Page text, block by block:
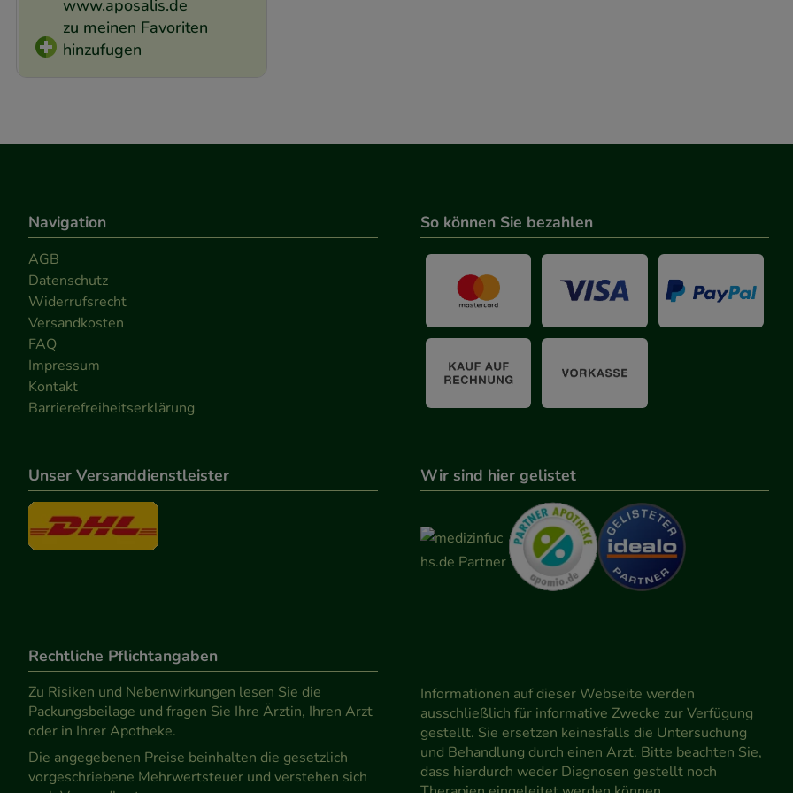
www.aposalis.de
zu meinen Favoriten
hinzufugen
Navigation
AGB
Datenschutz
Widerrufsrecht
Versandkosten
FAQ
Impressum
Kontakt
Barrierefreiheitserklärung
So können Sie bezahlen
Unser Versanddienstleister Wir sind hier gelistet
Rechtliche Pflichtangaben
Zu Risiken und Nebenwirkungen lesen Sie die
Packungsbeilage und fragen Sie Ihre Ärztin, Ihren Arzt
oder in Ihrer Apotheke.
Die angegebenen Preise beinhalten die gesetzlich
vorgeschriebene Mehrwertsteuer und verstehen sich
Informationen auf dieser Webseite werden
ausschließlich für informative Zwecke zur Verfügung
gestellt. Sie ersetzen keinesfalls die Untersuchung
und Behandlung durch einen Arzt. Bitte beachten Sie,
dass hierdurch weder Diagnosen gestellt noch